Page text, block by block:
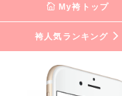
My袴トップ
袴人気ランキング